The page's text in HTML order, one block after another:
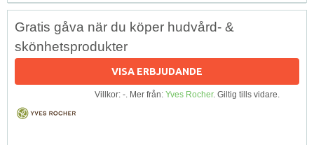
Gratis gåva när du köper hudvård- &
skönhetsprodukter
VISA ERBJUDANDE
Villkor: -. Mer från: Yves Rocher. Giltig tills vidare.